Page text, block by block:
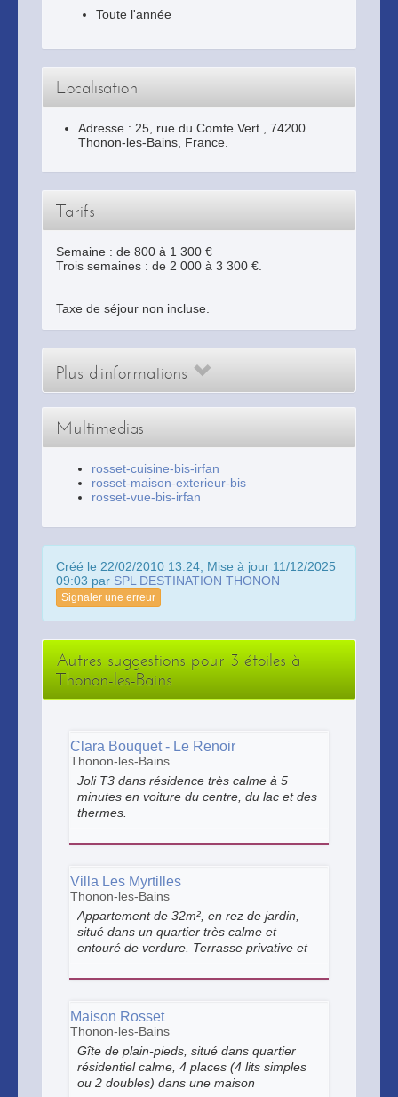
Toute l'année
Localisation
Adresse : 25, rue du Comte Vert
74200
Thonon-les-Bains , France.
Tarifs
Semaine : de 800 à 1 300 €
Trois semaines : de 2 000 à 3 300 €.
Taxe de séjour non incluse.
Plus d'informations
Multimedias
rosset-cuisine-bis-irfan
rosset-maison-exterieur-bis
rosset-vue-bis-irfan
Créé le 22/02/2010 13:24, Mise à jour 11/12/2025
09:03 par SPL DESTINATION THONON
Signaler une erreur
Autres suggestions pour 3 étoiles à
Thonon-les-Bains
Clara Bouquet - Le Renoir
Thonon-les-Bains
Joli T3 dans résidence très calme à 5
minutes en voiture du centre, du lac et des
thermes.
Villa Les Myrtilles
Thonon-les-Bains
Appartement de 32m², en rez de jardin,
situé dans un quartier très calme et
entouré de verdure. Terrasse privative et
équipement tout confort. Proche du centre
Maison Rosset
Thonon-les-Bains
Gîte de plain-pieds, situé dans quartier
résidentiel calme, 4 places (4 lits simples
ou 2 doubles) dans une maison